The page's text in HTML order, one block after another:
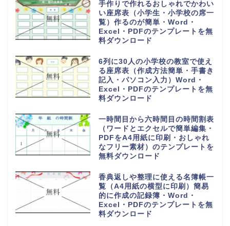
手作りで作れるおしゃれでかわい
い座席表（小学生・小学校の席一
覧）作るのが簡単・Word・
Excel・PDFのテンプレートを無
料ダウンロード
6列に30人の小学校の教室で使え
る座席表（作成方法簡単・手書き
記入・パソコン入力）Word・
Excel・PDFのテンプレートを無
料ダウンロード
一時間目から六時間目の時間割表
（ワードとエクセルで簡単編集・
PDFをA4用紙に印刷・おしゃれ
なフリー素材）のテンプレートを
無料ダウンロード
香典返しや整理に使える名簿帳一
覧（A4用紙の横型に印刷）簡易
的に作成の記録簿・Word・
Excel・PDFのテンプレートを無
料ダウンロード